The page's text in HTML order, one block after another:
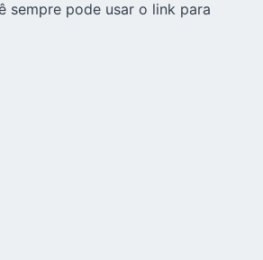
sempre pode usar o link para